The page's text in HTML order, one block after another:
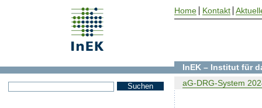
InEK – Institut für
aG-DRG-System
Home Kontakt